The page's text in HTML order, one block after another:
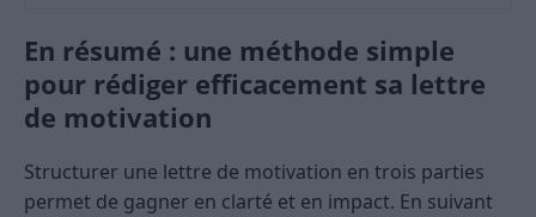
En résumé : une méthode simple
pour rédiger efficacement sa lettre
de motivation
Structurer une lettre de motivation en trois parties
permet de gagner en clarté et en impact. En suivant